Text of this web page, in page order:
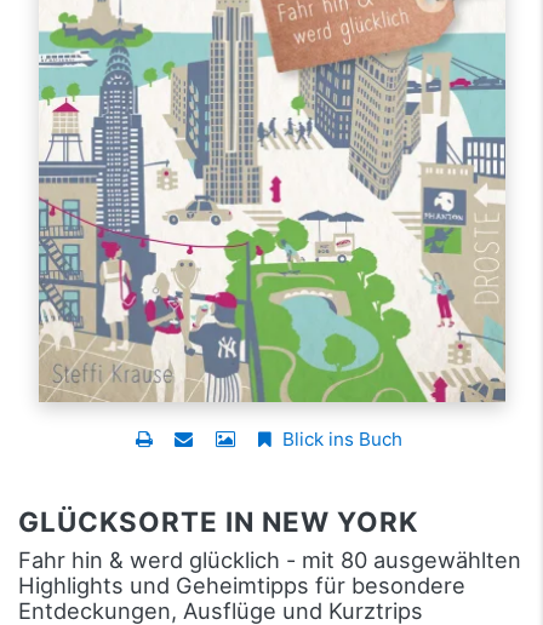
Blick ins Buch
GLÜCKSORTE IN NEW YORK
Fahr hin & werd glücklich - mit 80 ausgewählten
Highlights und Geheimtipps für besondere
Entdeckungen, Ausflüge und Kurztrips